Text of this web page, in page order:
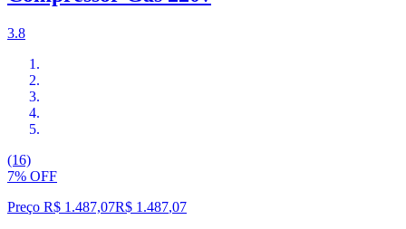
3.8
(16)
7% OFF
Preço R$ 1.487,07R$ 1.487,07